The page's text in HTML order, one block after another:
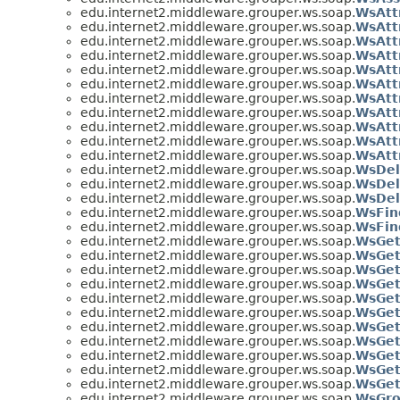
edu.internet2.middleware.grouper.ws.soap.
edu.internet2.middleware.grouper.ws.soap.
edu.internet2.middleware.grouper.ws.soap.
edu.internet2.middleware.grouper.ws.soap.
edu.internet2.middleware.grouper.ws.soap.
edu.internet2.middleware.grouper.ws.soap.
edu.internet2.middleware.grouper.ws.soap.
edu.internet2.middleware.grouper.ws.soap.
edu.internet2.middleware.grouper.ws.soap.
edu.internet2.middleware.grouper.ws.soap.
edu.internet2.middleware.grouper.ws.soap.
edu.internet2.middleware.grouper.ws.soap.
edu.internet2.middleware.grouper.ws.soap.
edu.internet2.middleware.grouper.ws.soap.
edu.internet2.middleware.grouper.ws.soap.
edu.internet2.middleware.grouper.ws.soap.
edu.internet2.middleware.grouper.ws.soap.
edu.internet2.middleware.grouper.ws.soap.
edu.internet2.middleware.grouper.ws.soap.
edu.internet2.middleware.grouper.ws.soap.
edu.internet2.middleware.grouper.ws.soap.
edu.internet2.middleware.grouper.ws.soap.
edu.internet2.middleware.grouper.ws.soap.
edu.internet2.middleware.grouper.ws.soap.
edu.internet2.middleware.grouper.ws.soap.
edu.internet2.middleware.grouper.ws.soap.
edu.internet2.middleware.grouper.ws.soap.